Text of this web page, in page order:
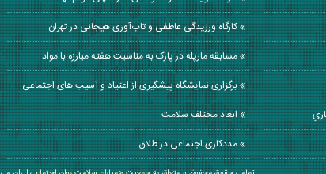
کارگاه ورزیدگی عاطفی و تاب‌آوری هیجانی در تهران
مسابقه مارپله در پارک به مناسبت هفته مبارزه با مواد
برگزاری نمایشگاه پیشگیری از اعتیاد و آسیب های اجتماعی
ابعاد مختلف سلامت
مددکاری اجتماعی در طلاق